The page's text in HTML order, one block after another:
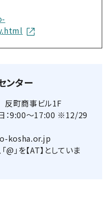
ンター
町商事ビル1F
：9:00～17:00 ※12/29
kosha.or.jp
」を【AT】としていま